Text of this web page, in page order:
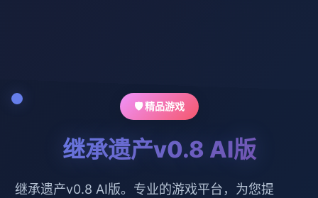
🛡️ 精品游戏
继承遗产v0.8 AI版
继承遗产v0.8 AI版。专业的游戏平台，为您提